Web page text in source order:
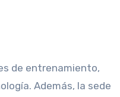
de entrenamiento,
Además, la sede